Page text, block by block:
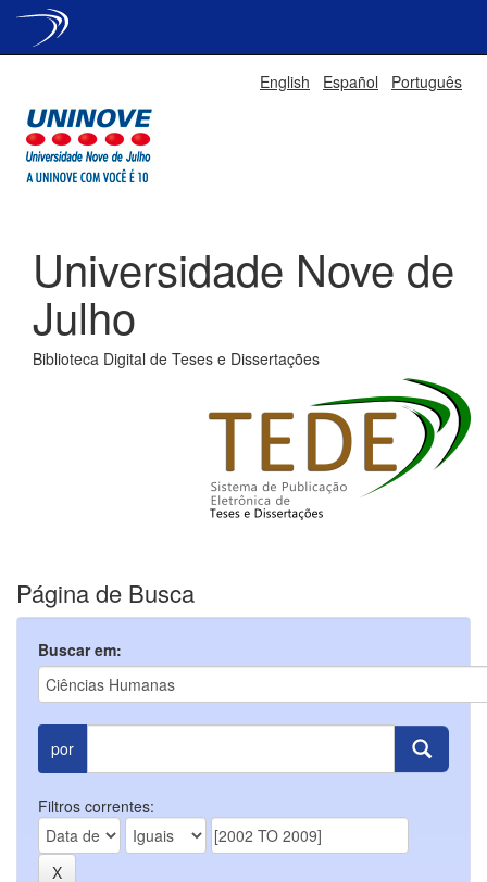
English Español Português
Universidade Nove de
Julho
Biblioteca Digital de Teses e Dissertações
Página de Busca
Buscar em:
por
Filtros correntes: